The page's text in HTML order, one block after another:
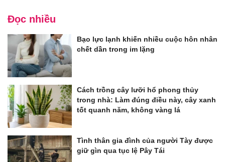
Đọc nhiều
Bạo lực lạnh khiến nhiều cuộc hôn nhân
chết dần trong im lặng
Cách trồng cây lưỡi hổ phong thủy
trong nhà: Làm đúng điều này, cây xanh
tốt quanh năm, không vàng lá
Tình thân gia đình của người Tày được
giữ gìn qua tục lệ Pây Tái